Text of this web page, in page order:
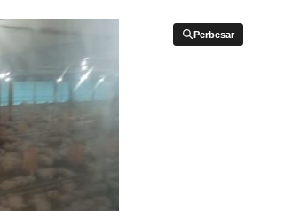
Perbesar
Perbesar